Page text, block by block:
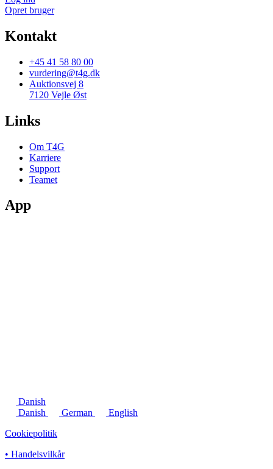
Opret bruger
Kontakt
+45 41 58 80 00
vurdering@t4g.dk
Auktionsvej 8
7120 Vejle Øst
Links
Om T4G
Karriere
Support
Teamet
App
Danish
Danish
German
English
Cookiepolitik
• Handelsvilkår